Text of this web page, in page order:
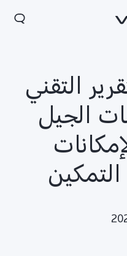
التقني
الجيل